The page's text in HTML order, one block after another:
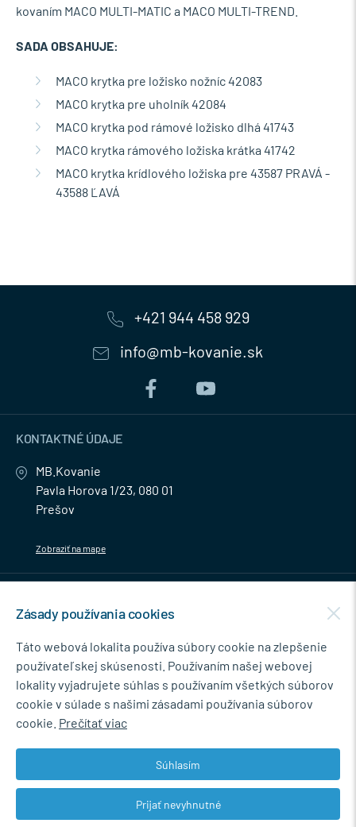
kovaním MACO MULTI-MATIC a MACO MULTI-TREND.
SADA OBSAHUJE:
MACO krytka pre ložisko nožníc 42083
MACO krytka pre uholník 42084
MACO krytka pod rámové ložisko dlhá 41743
MACO krytka rámového ložiska krátka 41742
MACO krytka krídlového ložiska pre 43587 PRAVÁ -
43588 ĽAVÁ
+421 944 458 929
info@mb-kovanie.sk
KONTAKTNÉ ÚDAJE
MB.Kovanie
Pavla Horova 1/23, 080 01
Prešov
Zobraziť na mape
NEWSLETTER
Súhlasím so spracovaním osobných údajov pre marketingové účely.
Zásady ochrany osobných údajov
Zásady používania cookies
Táto webová lokalita používa súbory cookie na zlepšenie
používateľskej skúsenosti. Používaním našej webovej
lokality vyjadrujete súhlas s používaním všetkých súborov
cookie v súlade s našimi zásadami používania súborov
cookie. Prečítať viac
Súhlasím
Prijať nevyhnutné